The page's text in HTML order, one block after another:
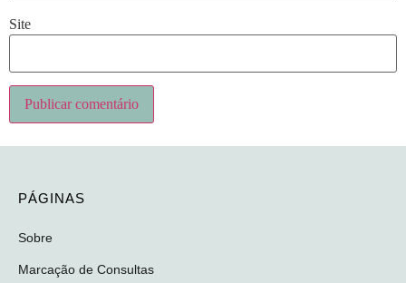
Site
PÁGINAS
Sobre
Marcação de Consultas